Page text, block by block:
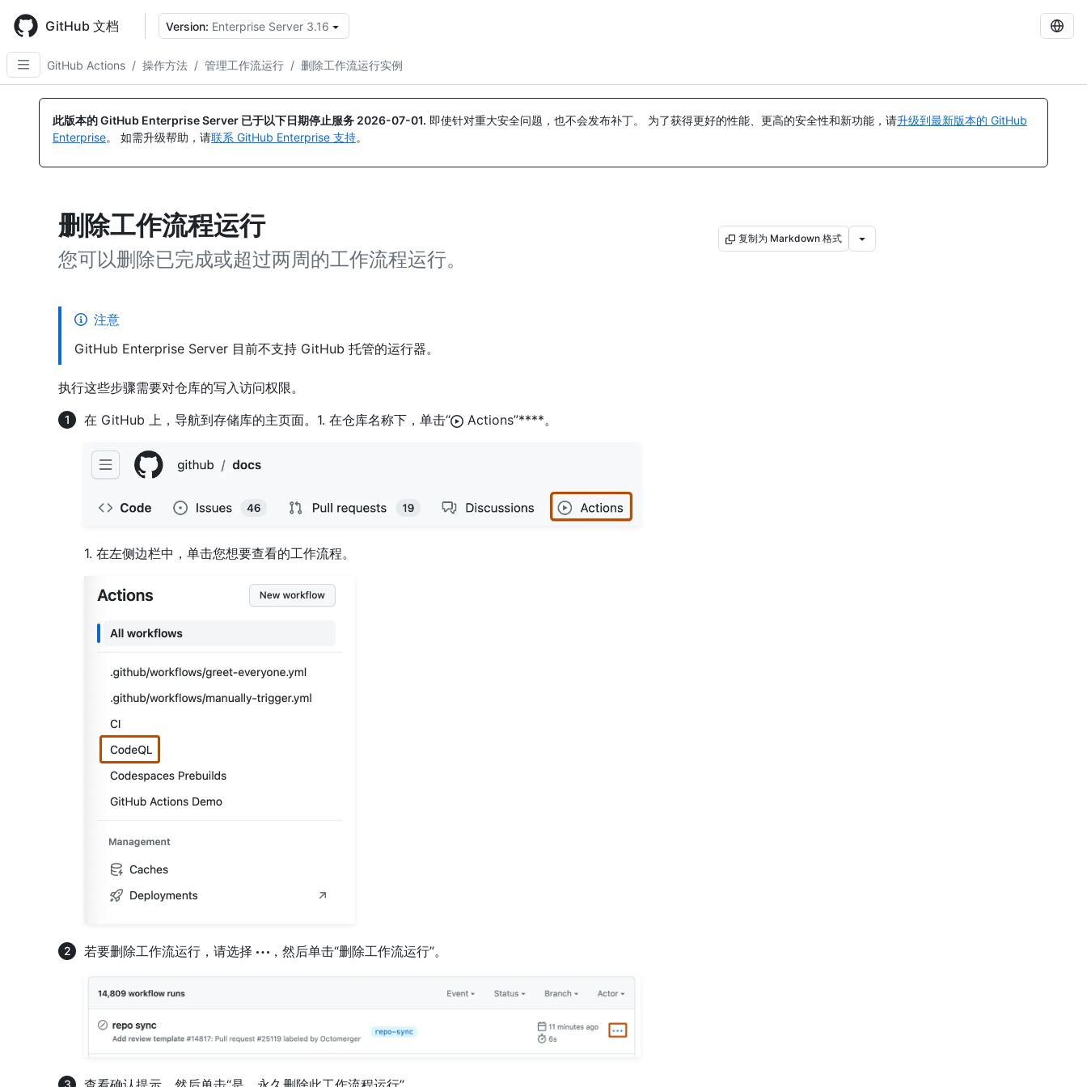
main
content
GitHub 文档 Version: Enterprise Server 3.16
GitHub Actions / 操作方法 / 管理工作流运行 / 删除工作流运行实例
此版本的 GitHub Enterprise Server 已于以下日期停止服务 2026-07-01. 即使针对重大安全问题，也不会发布补丁。 为了获得更好的性能、更高的安全性和新功能，请升级到最新版本的 GitHub
Enterprise。 如需升级帮助，请联系 GitHub Enterprise 支持。
删除工作流程运行
您可以删除已完成或超过两周的工作流程运行。
复制为 Markdown 格式
注意
GitHub Enterprise Server 目前不支持 GitHub 托管的运行器。
执行这些步骤需要对仓库的写入访问权限。
在 GitHub 上，导航到存储库的主页面。1. 在仓库名称下，单击“
Actions”****。
1. 在左侧边栏中，单击您想要查看的工作流程。
若要删除工作流运行，请选择 ，然后单击“删除工作流运行”。